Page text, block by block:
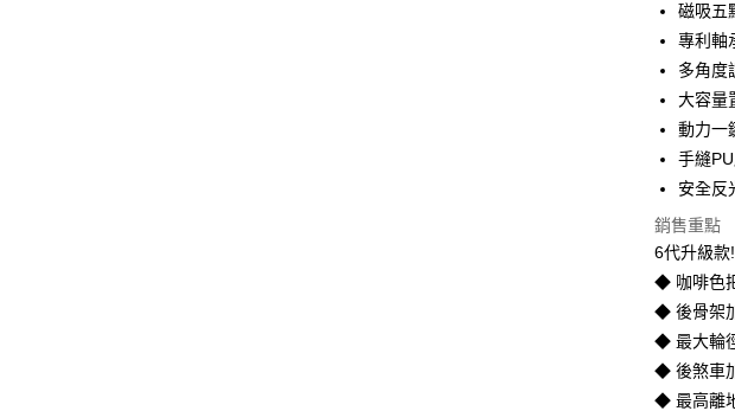
國家/地區
磁吸五
專利軸
多角度
大容量
動力一
手縫
安全反
銷售重點
6代升級款
◆ 咖啡色
◆ 後骨架
◆ 最大輪
◆ 後煞車
◆ 最高離